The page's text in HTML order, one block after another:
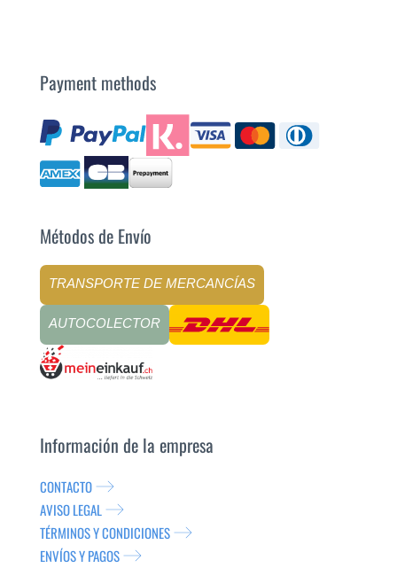
Payment methods
Métodos de Envío
TRANSPORTE DE MERCANCÍAS
AUTOCOLECTOR
Información de la empresa
CONTACTO
AVISO LEGAL
TÉRMINOS Y CONDICIONES
ENVÍOS Y PAGOS